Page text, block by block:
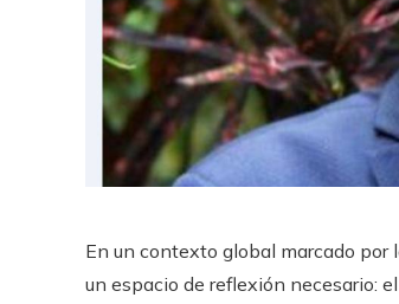
En un contexto global marcado por
un espacio de reflexión necesario: el